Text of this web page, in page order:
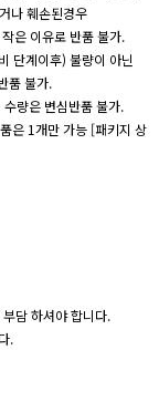
나 훼손된경우
은 이유로 반품 불가.
단계이후) 불량이 아닌
품 불가.
량은 변심반품 불가.
은 1개만 가능 [패키지 상
담 하셔야 합니다.
.